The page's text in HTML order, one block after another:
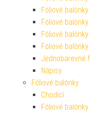
Fóliové
Fóliové
Fóliové
Fóliové
Jednobarevné
Nápisy
Fóliové balónky
Chodící
Fóliové